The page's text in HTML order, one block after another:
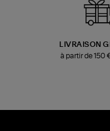
LIVRAISON
à partir de 150